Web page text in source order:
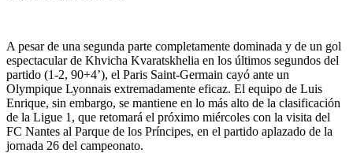
A pesar de una segunda parte completamente dominada y de un gol
espectacular de Khvicha Kvaratskhelia en los últimos segundos del
partido (1-2, 90+4’), el Paris Saint-Germain cayó ante un
Olympique Lyonnais extremadamente eficaz. El equipo de Luis
Enrique, sin embargo, se mantiene en lo más alto de la clasificación
de la Ligue 1, que retomará el próximo miércoles con la visita del
FC Nantes al Parque de los Príncipes, en el partido aplazado de la
jornada 26 del campeonato.